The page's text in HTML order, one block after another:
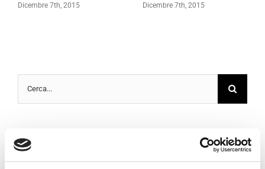
Dicembre 7th, 2015 Dicembre 7th, 2015
per:
Articoli recenti